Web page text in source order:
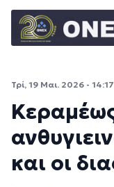
Τρί, 19 Μαι. 2026 - 14:17
και οι